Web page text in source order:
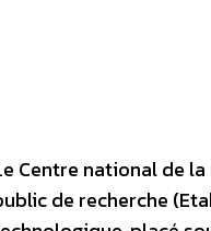
Centre national de
de recherche